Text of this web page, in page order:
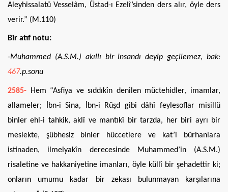
Aleyhissalatü Vesselâm, Üstad-ı Ezelî’sinden ders alır, öyle ders
verir.” (M.110)
Bir atıf notu:
-Muhammed (A.S.M.) akıllı bir insandı deyip geçilemez, bak:
467.p.sonu
2585-
Hem “Asfiya ve sıddıkîn denilen müctehidler, imamlar,
allameler; İbn-i Sina, İbn-i Rüşd gibi dâhî feylesoflar misillü
binler ehl-i tahkik, aklî ve mantıkî bir tarzda, her biri ayrı bir
meslekte, şübhesiz binler hüccetlere ve kat’i bürhanlara
istinaden, ilmelyakîn derecesinde Muhammed’in (A.S.M.)
risaletine ve hakkaniyetine imanları, öyle küllî bir şehadettir ki;
onların umumu kadar bir zekası bulunmayan karşılarına